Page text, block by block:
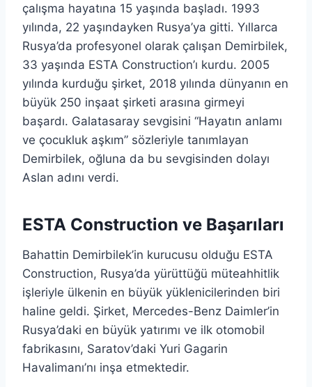
çalışma hayatına 15 yaşında başladı. 1993
yılında, 22 yaşındayken Rusya’ya gitti. Yıllarca
Rusya’da profesyonel olarak çalışan Demirbilek,
33 yaşında ESTA Construction’ı kurdu. 2005
yılında kurduğu şirket, 2018 yılında dünyanın en
büyük 250 inşaat şirketi arasına girmeyi
başardı. Galatasaray sevgisini “Hayatın anlamı
ve çocukluk aşkım” sözleriyle tanımlayan
Demirbilek, oğluna da bu sevgisinden dolayı
Aslan adını verdi.
ESTA Construction ve Başarıları
Bahattin Demirbilek’in kurucusu olduğu ESTA
Construction, Rusya’da yürüttüğü müteahhitlik
işleriyle ülkenin en büyük yüklenicilerinden biri
haline geldi. Şirket, Mercedes-Benz Daimler’in
Rusya’daki en büyük yatırımı ve ilk otomobil
fabrikasını, Saratov’daki Yuri Gagarin
Havalimanı’nı inşa etmektedir.